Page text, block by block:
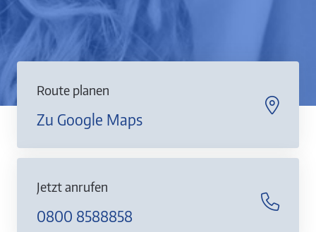
Route planen
Zu Google Maps
Jetzt anrufen
0800 8588858